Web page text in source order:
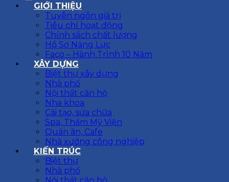
GIỚI THIỆU
Tuyên ngôn giá trị
Tiêu chí hoạt động
Chính sách chất lượng
Hồ Sơ Năng Lực
Faco – Hành Trình 10 Năm
XÂY DỰNG
Biệt thự xây dựng
Nhà phố
Nội thất căn hộ
Nha khoa
Cải tạo, sửa chữa
Spa, Thẩm Mỹ Viện
Quán ăn, Cafe
Nhà xưởng công nghiệp
KIẾN TRÚC
Biệt thự
Nhà phố